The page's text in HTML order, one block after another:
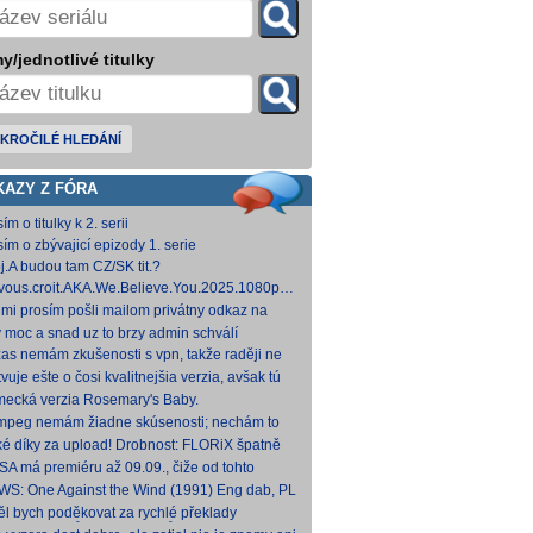
jednotlivé titulky
HLEDÁNÍ
Z FÓRA
o titulky k 2. serii
o zbývajicí epizody 1. serie
budou tam CZ/SK tit.?
Kitsune [5,24 GB]
mi prosím pošli mailom privátny odkaz na
kde to nahráš.
moc a snad uz to brzy admin schválí
nemám zkušenosti s vpn, takže raději ne
v té verzi od FLORiX je slyšet FC-
ešte o čosi kvalitnejšia verzia, avšak tú
nepodarilo zohnať.
verzia Rosemary's Baby.
[1,74 GB] V príloh
nemám žiadne skúsenosti; nechám to
Môžeš opraviť a nahodiť na WS, ak
díky za upload! Drobnost: FLORiX špatně
audio kanály (nejspíš vzniklo
z DTS
má premiéru až 09.09., čiže od tohto
bude VoD za taký mesiac, možno dva.
One Against the Wind (1991) Eng dab, PL
Polské titulky, ale kvalita obrazu je slabší.
bych poděkovat za rychlé překlady
titulů, patří Vám můj dík. O to více mne